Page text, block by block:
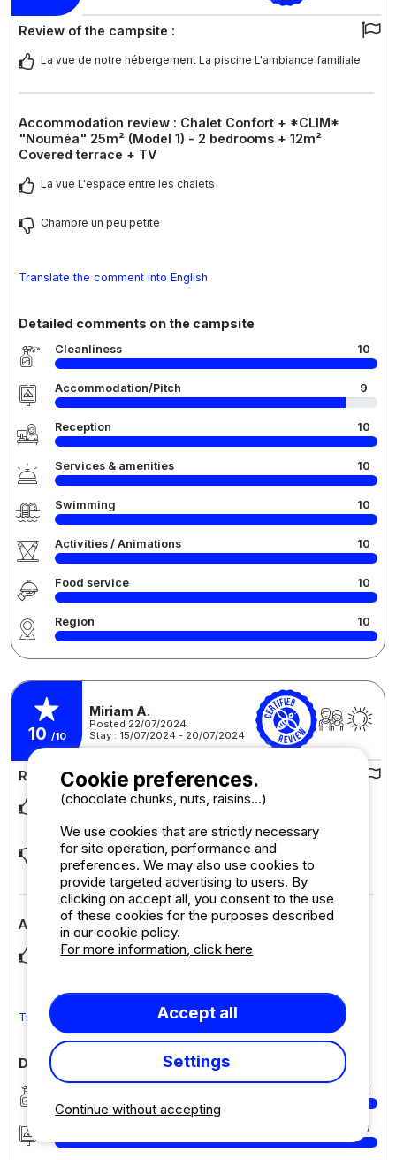
Review of the campsite :
La vue de notre hébergement La piscine L'ambiance familiale
Accommodation review : Chalet Confort + *CLIM*
"Nouméa" 25m² (Model 1) - 2 bedrooms + 12m²
Covered terrace + TV
La vue L'espace entre les chalets
Chambre un peu petite
Translate the comment into English
Detailed comments on the campsite
Cleanliness 10
Accommodation/Pitch 9
Reception 10
Services & amenities 10
Swimming 10
Activities / Animations 10
Food service 10
Region 10
10 /10
Miriam A.
Posted 22/07/2024
Stay : 15/07/2024 - 20/07/2024
Review of the campsite :
L'emplacement géographique du camping, L'équipement du
Un parasol plus couvrant sur l'emplacement du pod (en été)
ou un voile d'ombrage à fixer. Un plateau ... Read more
Accommodation review : PODS
Hébergement très fonctionnel et bien équipé Climatisation
Translate the comment into English
Detailed comments on the campsite
10
10
Continue without accepting
Cookie preferences.
(chocolate chunks, nuts, raisins...)
We use cookies that are strictly necessary
for site operation, performance and
preferences. We may also use cookies to
provide targeted advertising to users. By
clicking on accept all, you consent to the use
of these cookies for the purposes described
in our cookie policy.
For more information, click here
Accept all
Settings